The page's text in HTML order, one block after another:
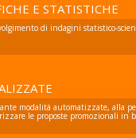
E STATISTICHE
di indagini statistico-
modalità automatizzate, alla
le proposte promozionali in